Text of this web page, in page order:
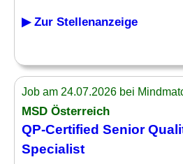
▶ Zur Stellenanzeige
Job am 24.07.2026 bei
MSD Österreich
QP-Certified Senior
Specialist